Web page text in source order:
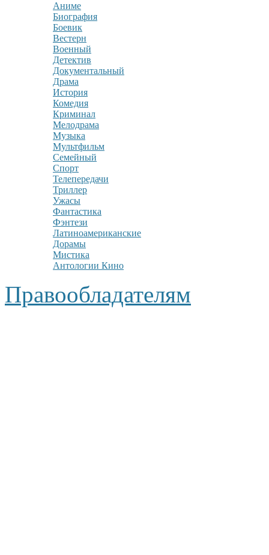
Аниме
Биография
Боевик
Вестерн
Военный
Детектив
Документальный
Драма
История
Комедия
Криминал
Мелодрама
Музыка
Мультфильм
Семейный
Спорт
Телепередачи
Триллер
Ужасы
Фантастика
Фэнтези
Латиноамериканские
Дорамы
Мистика
Антологии Кино
Правообладателям